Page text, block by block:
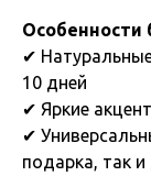
Особенности
✔
10 дней
✔ Яркие
✔
подарка, так